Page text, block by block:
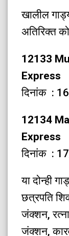
खालील
अतिरिक्त
12133
Express
दिनांक :
12134
Express
दिनांक :
या दोन्ही
छत्रपति
जंक्शन,
जंक्शन,